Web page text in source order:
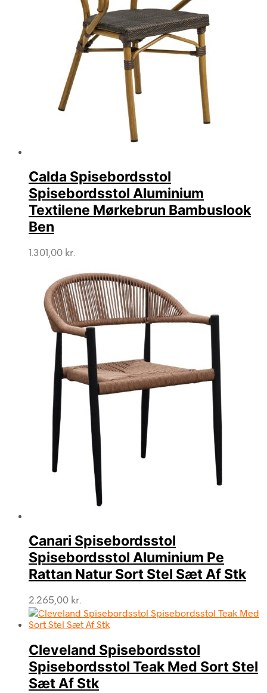
Calda Spisebordsstol
Spisebordsstol Aluminium
Textilene Mørkebrun Bambuslook
Ben
1.301,00 kr.
Canari Spisebordsstol
Spisebordsstol Aluminium Pe
Rattan Natur Sort Stel Sæt Af Stk
2.265,00 kr.
Cleveland Spisebordsstol
Spisebordsstol Teak Med Sort Stel
Sæt Af Stk